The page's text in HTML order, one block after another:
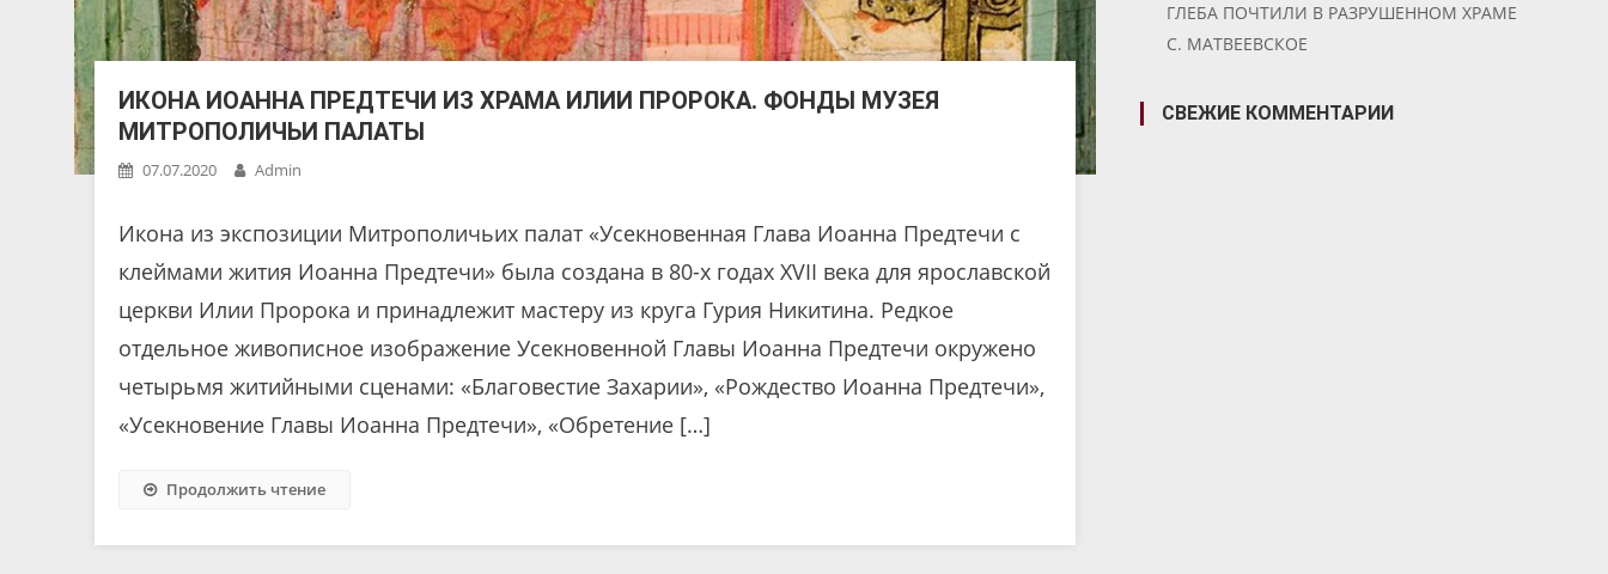
ИКОНА ИОАННА ПРЕДТЕЧИ ИЗ ХРАМА ИЛИИ ПРОРОКА. ФОНДЫ МУЗЕЯ
МИТРОПОЛИЧЬИ ПАЛАТЫ
07.07.2020 Admin
Икона из экспозиции Митрополичьих палат «Усекновенная Глава Иоанна Предтечи с
клеймами жития Иоанна Предтечи» была создана в 80-х годах XVII века для ярославской
церкви Илии Пророка и принадлежит мастеру из круга Гурия Никитина. Редкое
отдельное живописное изображение Усекновенной Главы Иоанна Предтечи окружено
четырьмя житийными сценами: «Благовестие Захарии», «Рождество Иоанна Предтечи»,
«Усекновение Главы Иоанна Предтечи», «Обретение […]
Продолжить чтение
ГЛЕБА ПОЧТИЛИ В РАЗРУШЕННОМ ХРАМЕ
С. МАТВЕЕВСКОЕ
СВЕЖИЕ КОММЕНТАРИИ